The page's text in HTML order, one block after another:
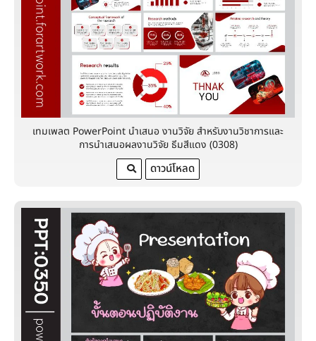
เทมเพลต PowerPoint นำเสนอ งานวิจัย สำหรับงานวิชาการและ
การนำเสนอผลงานวิจัย ธีมสีแดง (0308)
ดาวน์โหลด